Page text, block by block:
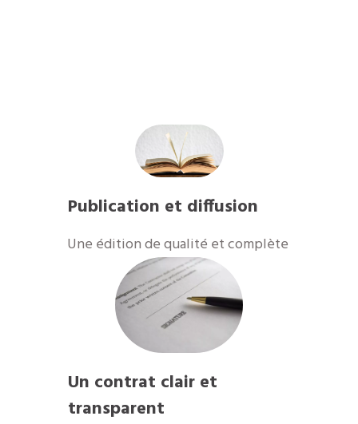
Publication et diffusion
​Une édition de qualité et complète
Un contrat clair et
transparent